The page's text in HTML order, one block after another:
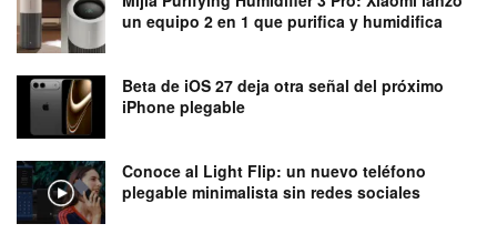
un equipo 2 en 1 que purifica y humidifica
Beta de iOS 27 deja otra señal del próximo
iPhone plegable
Conoce al Light Flip: un nuevo teléfono
plegable minimalista sin redes sociales